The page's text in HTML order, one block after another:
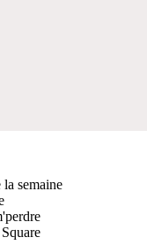
semaine